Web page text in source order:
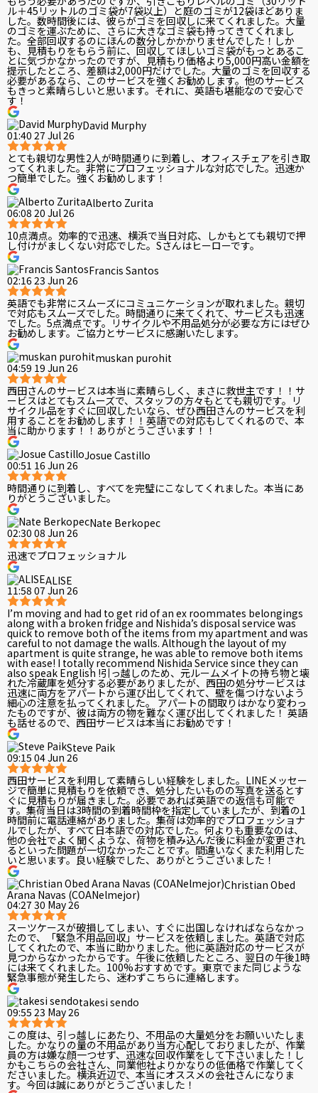
ル＋45リットルのゴミ袋が7袋以上）と庭のゴミが12袋ほどありま
した。数時間後には、彼らがゴミを回収しに来てくれました。大量
のゴミを運ぶために、さらに大きなゴミ袋も持ってきてくれまし
た。全部回収するのにほんの数分しかかかりませんでした！しか
も、見積もりをもらう前に、回収してほしいゴミ袋がもっとあるこ
とに気づかなかったのですが、見積もり価格より5,000円高い金額を
提示したところ、差額は2,000円だけでした。大量のゴミを回収する
必要があるなら、このサービスを強くお勧めします。他のサービス
もきっと素晴らしいと思います。それに、英語も堪能なので安心で
す！
David Murphy
01:40 27 Jul 26
とても親切な男性2人が時間通りに到着し、オフィスチェアを引き取
ってくれました。非常にプロフェッショナルな対応でした。迅速か
つ簡単でした。強くお勧めします！
Alberto Zurita
06:08 20 Jul 26
10点満点。効率的で迅速、横浜で当日対応、しかもとても親切で押
し付けがましくない対応でした。Sさんはヒーローです。
Francis Santos
02:16 23 Jun 26
英語でも非常にスムーズにコミュニケーションが取れました。親切
で対応もスムーズでした。時間通りに来てくれて、サービスも迅速
でした。5点満点です。リサイクルや不用品処分が必要な方にはぜひ
お勧めします。ご協力とサービスに感謝いたします。
muskan purohit
04:59 19 Jun 26
西田さんのサービスは本当に素晴らしく、まさに救世主です！！サ
ービスはとてもスムーズで、スタッフの方々もとても親切です。リ
サイクル品をすぐに回収したいなら、ぜひ西田さんのサービスを利
用することをお勧めします！！英語での対応もしてくれるので、本
当に助かります！！ありがとうございます！！
Josue Castillo
00:51 16 Jun 26
時間通りに到着し、すべてを完璧にこなしてくれました。本当にあ
りがとうございました。
Nate Berkopec
02:30 08 Jun 26
迅速でプロフェッショナル
ALISE
11:58 07 Jun 26
I’m moving and had to get rid of an ex roommates belongings
along with a broken fridge and Nishida’s disposal service was
quick to remove both of the items from my apartment and was
careful to not damage the walls. Although the layout of my
apartment is quite strange, he was able to remove both items
with ease! I totally recommend Nishida Service since they can
also speak English !引っ越しのため、元ルームメイトの持ち物と壊
れた冷蔵庫を処分する必要がありましたが、西田の処分サービスは
迅速に両方をアパートから運び出してくれて、壁を傷つけないよう
細心の注意を払ってくれました。 アパートの間取りはかなり変わっ
たものですが、彼は両方の物を難なく運び出してくれました！ 英語
も話せるので、西田サービスは本当にお勧めです！
Steve Paik
09:15 04 Jun 26
西田サービスを利用して素晴らしい経験をしました。LINEメッセー
ジで簡単に見積もりを依頼でき、処分したいものの写真を送るとす
ぐに見積もりが届きました。必要であれば英語での返信も可能で
す。集荷当日は3時間の到着時間枠を指定していましたが、到着の1
時間前に電話連絡がありました。集荷は効率的でプロフェッショナ
ルでしたが、すべて日本語での対応でした。何よりも重要なのは、
他の会社でよく聞くような、荷物を積み込んだ後に料金が変更され
るといった問題が一切なかったことです。間違いなくまた利用した
いと思います。良い経験でした、ありがとうございました！
Christian Obed
Arana Navas (COANelmejor)
04:27 30 May 26
スーツケースが破損してしまい、すぐに出国しなければならなかっ
たので、「緊急不用品回収」サービスを依頼しました。英語で対応
してくれたので、本当に助かりました。他に英語対応のサービスが
見つからなかったからです。午後に依頼したところ、翌日の午後1時
には来てくれました。100%おすすめです。東京でまた同じような
緊急事態が発生したら、迷わずこちらに連絡します。
takesi sendo
09:55 23 May 26
この度は、引っ越しにあたり、不用品の大量処分をお願いいたしま
した。かなりの量の不用品があり当方心配しておりましたが、作業
員の方は嫌な顔一つせず、迅速な回収作業をして下さいました！し
かもこちらの会社さん、同業他社よりかなりの低価格で作業してく
ださいました。横浜近辺で、本当にオススメの会社さんになりま
す。今回は誠にありがとうございました！